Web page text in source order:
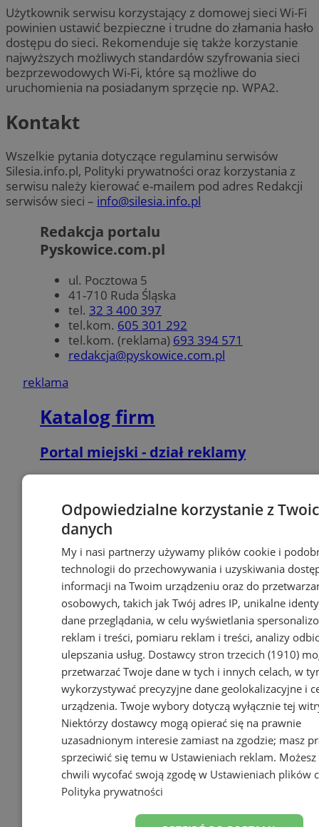
Użytkownik serwisu korzystający z domowej sieci Wi-Fi
powinien ustawić bezpieczne i trudne do złamania hasło
dostępu do sieci. Rekomenduje się także korzystanie
najwyższych możliwych standardów szyfrowania sieci
bezprzewodowych Wi-Fi, które są możliwe do
uruchomienia na posiadanym sprzęcie np. WPA2.
Kontakt
Wszelkie pytania dotyczące regulaminu serwisów
Silesia.info.pl, Polityki prywatności oraz korzystania z
serwisu należy kierować e-mailem pod adres Redakcji
serwisów sieci – info@silesia.info.pl
Redakcja portalu
Pyskowice.com.pl
ul. Pocztowa 5
41-710 Ruda Śląska
tel. 32 3 400 397
tel.kom. 605 301 292
tel.kom. (reklama) 693 394 571
redakcja@pyskowice.com.pl
reklama
Katalog firm
Portal miejski - dział reklamy
reklama
Tworzenie stron www -
Pyskowice
reklama
reklama
Ogłoszenia
Odpowiedzialne korzystanie z
danych
My i nasi partnerzy używamy plików cookie i
technologii do przechowywania i uzyskiwania
informacji na Twoim urządzeniu oraz do
osobowych, takich jak Twój adres IP, unikalne
dane przeglądania, w celu wyświetlania
reklam i treści, pomiaru reklam i treści, analizy
ulepszania usług. Dostawcy stron trzecich (1910)
przetwarzać Twoje dane w tych i innych celach, w
wykorzystywać precyzyjne dane geolokalizacyjne i
urządzenia. Twoje wybory dotyczą wyłącznie tej
Niektórzy dostawcy mogą opierać się na prawnie
uzasadnionym interesie zamiast na zgodzie; masz
sprzeciwić się temu w Ustawieniach reklam.
chwili wycofać swoją zgodę w Ustawieniach plików
Polityka prywatności